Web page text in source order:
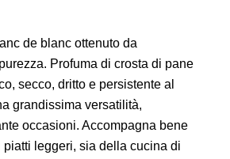
de blanc ottenuto da
Profuma di crosta di pane
secco, dritto e persistente al
grandissima versatilità,
occasioni. Accompagna bene
piatti leggeri, sia della cucina di